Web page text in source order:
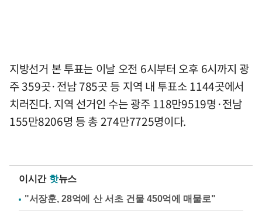
지방선거 본 투표는 이날 오전 6시부터 오후 6시까지 광
주 359곳·전남 785곳 등 지역 내 투표소 1144곳에서
치러진다. 지역 선거인 수는 광주 118만9519명·전남
155만8206명 등 총 274만7725명이다.
이시간 핫뉴스
"서장훈, 28억에 산 서초 건물 450억에 매물로"